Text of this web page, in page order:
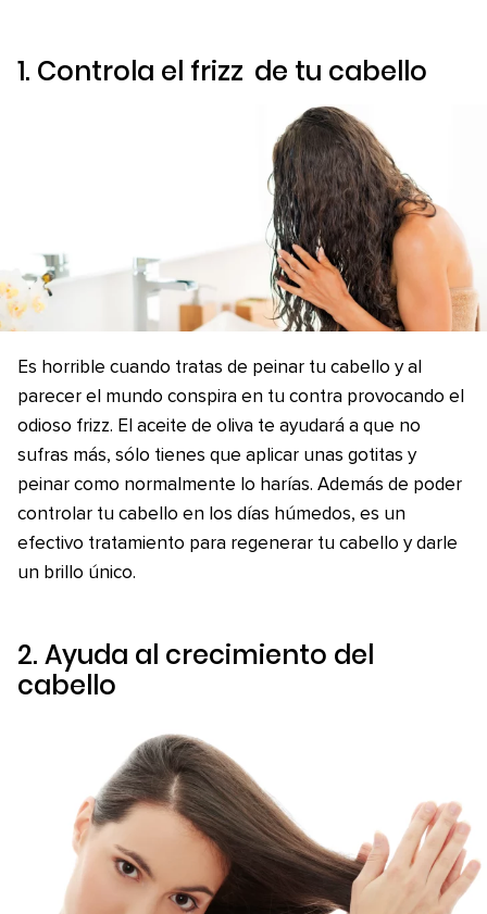
1. Controla el frizz de tu cabello
Es horrible cuando tratas de peinar tu cabello y al
parecer el mundo conspira en tu contra provocando el
odioso frizz. El aceite de oliva te ayudará a que no
sufras más, sólo tienes que aplicar unas gotitas y
peinar como normalmente lo harías. Además de poder
controlar tu cabello en los días húmedos, es un
efectivo tratamiento para regenerar tu cabello y darle
un brillo único.
2. Ayuda al crecimiento del
cabello